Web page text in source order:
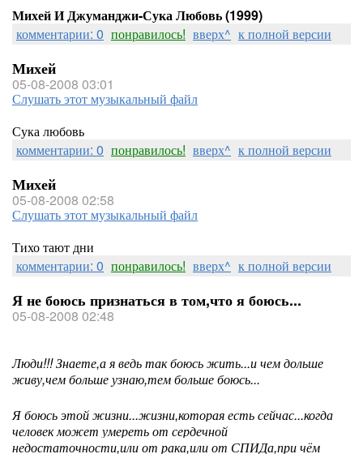
Михей И Джуманджи-Сука Любовь (1999)
комментарии: 0 понравилось! вверх^ к полной версии
Михей
05-08-2008 03:01
Слушать этот музыкальный файл
Сука любовь
комментарии: 0 понравилось! вверх^ к полной версии
Михей
05-08-2008 02:58
Слушать этот музыкальный файл
Тихо тают дни
комментарии: 0 понравилось! вверх^ к полной версии
Я не боюсь признаться в том,что я боюсь...
05-08-2008 02:48
Люди!!! Знаете,а я ведь так боюсь жить...и чем дольше
живу,чем больше узнаю,тем больше боюсь...
Я боюсь этой жизни...жизни,которая есть сейчас...когда
человек может умереть от сердечной
недостаточности,или от рака,или от СПИДа,при чём